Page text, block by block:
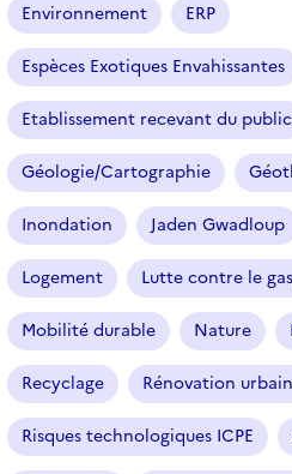
o
n
n
é
)
Environnement ERP
Espèces Exotiques Envahissantes
Etablissement recevant du public
Géologie/Cartographie
Inondation Jaden Gwadloup
Logement Lutte contre le
Mobilité durable Nature
Recyclage Rénovation
Risques technologiques ICPE